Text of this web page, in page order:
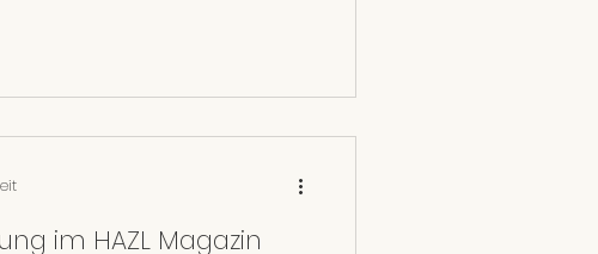
im HAZL Magazin